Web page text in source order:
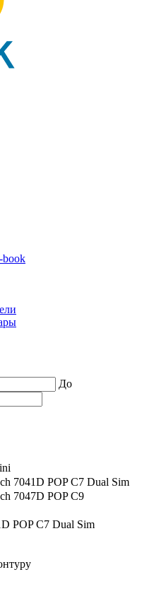
book
До
7041D POP C7 Dual Sim
7047D POP C9
POP C7 Dual Sim